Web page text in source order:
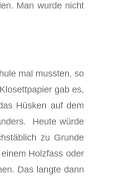
Man wurde nicht
mal mussten, so
gab es,
Hüsken auf dem
Heute würde
zu Grunde
Holzfass oder
Das langte dann